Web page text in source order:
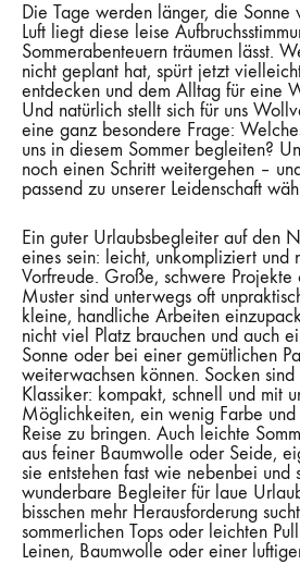
Die Tage werden länger, die Sonne
Luft liegt diese leise
Sommerabenteuern träumen lässt.
nicht geplant hat, spürt jetzt
entdecken und dem Alltag für eine
Und natürlich stellt sich für uns
eine ganz besondere Frage:
uns in diesem Sommer begleiten?
noch einen Schritt weitergehen –
passend zu unserer Leidenschaft
Ein guter Urlaubsbegleiter auf den
eines sein: leicht, unkompliziert und
Vorfreude. Große, schwere
Muster sind unterwegs oft
kleine, handliche Arbeiten
nicht viel Platz brauchen und auch
Sonne oder bei einer gemütlichen
weiterwachsen können. Socken
Klassiker: kompakt, schnell und mit
Möglichkeiten, ein wenig Farbe
Reise zu bringen. Auch leichte
aus feiner Baumwolle oder Seide,
sie entstehen fast wie nebenbei und
wunderbare Begleiter für laue
bisschen mehr Herausforderung
sommerlichen Tops oder leichten
Leinen, Baumwolle oder einer